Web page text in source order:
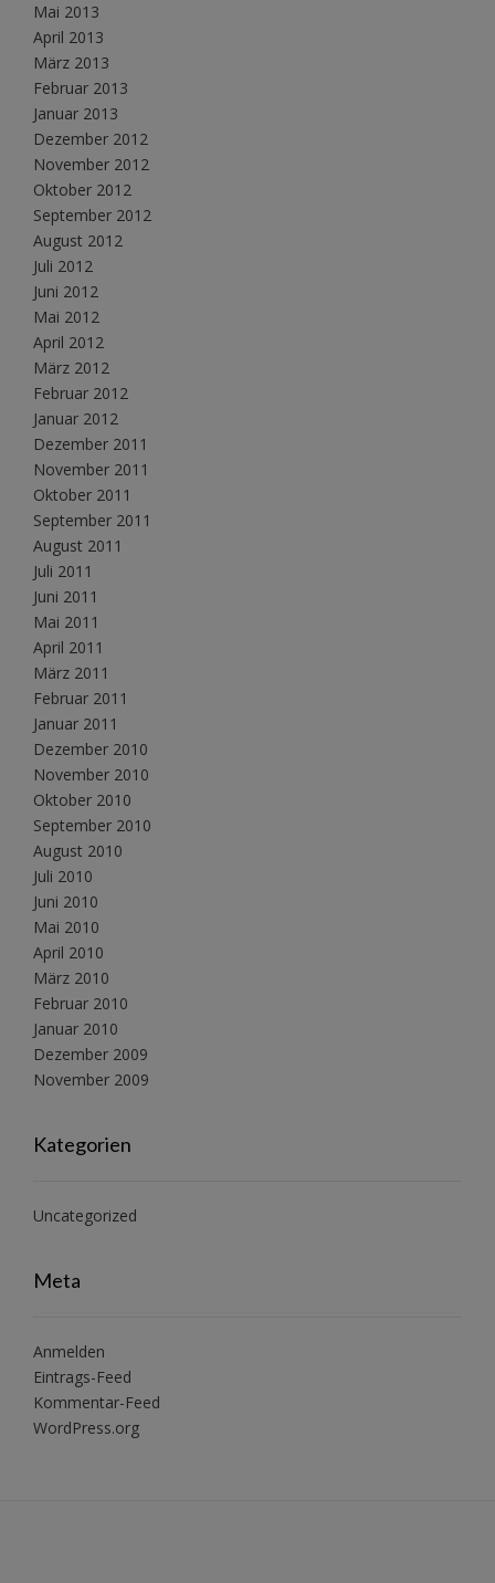
Mai 2013
April 2013
März 2013
Februar 2013
Januar 2013
Dezember 2012
November 2012
Oktober 2012
September 2012
August 2012
Juli 2012
Juni 2012
Mai 2012
April 2012
März 2012
Februar 2012
Januar 2012
Dezember 2011
November 2011
Oktober 2011
September 2011
August 2011
Juli 2011
Juni 2011
Mai 2011
April 2011
März 2011
Februar 2011
Januar 2011
Dezember 2010
November 2010
Oktober 2010
September 2010
August 2010
Juli 2010
Juni 2010
Mai 2010
April 2010
März 2010
Februar 2010
Januar 2010
Dezember 2009
November 2009
Kategorien
Uncategorized
Meta
Anmelden
Eintrags-Feed
Kommentar-Feed
WordPress.org